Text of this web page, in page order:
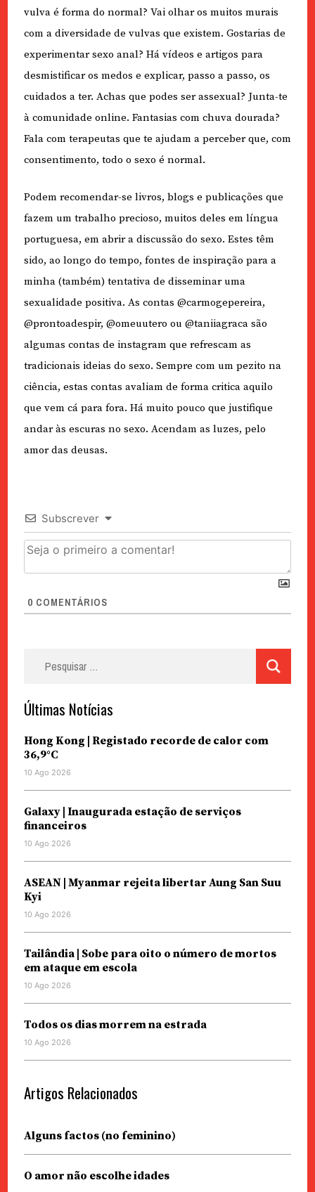
vulva é forma do normal? Vai olhar os muitos murais
com a diversidade de vulvas que existem. Gostarias de
experimentar sexo anal? Há vídeos e artigos para
desmistificar os medos e explicar, passo a passo, os
cuidados a ter. Achas que podes ser assexual? Junta-te
à comunidade online. Fantasias com chuva dourada?
Fala com terapeutas que te ajudam a perceber que, com
consentimento, todo o sexo é normal.
Podem recomendar-se livros, blogs e publicações que
fazem um trabalho precioso, muitos deles em língua
portuguesa, em abrir a discussão do sexo. Estes têm
sido, ao longo do tempo, fontes de inspiração para a
minha (também) tentativa de disseminar uma
sexualidade positiva. As contas @carmogepereira,
@prontoadespir, @omeuutero ou @taniiagraca são
algumas contas de instagram que refrescam as
tradicionais ideias do sexo. Sempre com um pezito na
ciência, estas contas avaliam de forma critica aquilo
que vem cá para fora. Há muito pouco que justifique
andar às escuras no sexo. Acendam as luzes, pelo
amor das deusas.
Subscrever
0 COMENTÁRIOS
Últimas Notícias
Hong Kong | Registado recorde de calor com
36,9°C
10 Ago 2026
Galaxy | Inaugurada estação de serviços
financeiros
10 Ago 2026
ASEAN | Myanmar rejeita libertar Aung San Suu
Kyi
10 Ago 2026
Tailândia | Sobe para oito o número de mortos
em ataque em escola
10 Ago 2026
Todos os dias morrem na estrada
10 Ago 2026
Artigos Relacionados
Alguns factos (no feminino)
O amor não escolhe idades